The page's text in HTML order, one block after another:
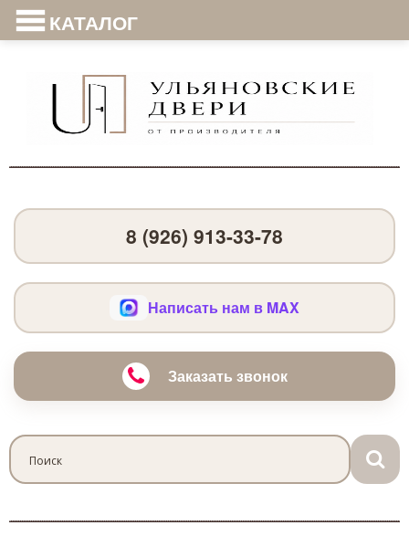
КАТАЛОГ
8 (926) 913-33-78
Написать нам в MAX
Заказать звонок